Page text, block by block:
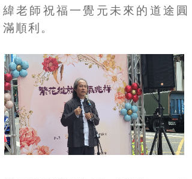
緯老師祝福一覺元未來的道途圓
滿順利。